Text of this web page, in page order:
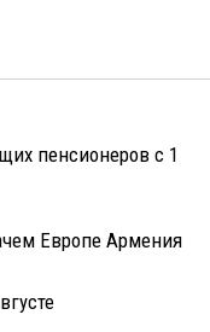
пенсионеров с 1
Европе Армения